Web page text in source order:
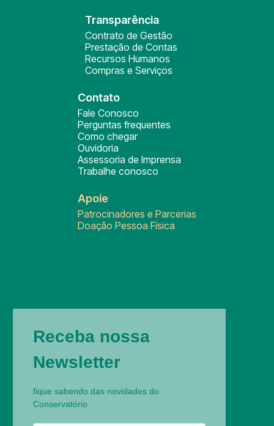
Transparência
Contrato de Gestão
Prestação de Contas
Recursos Humanos
Compras e Serviços
Contato
Fale Conosco
Perguntas frequentes
Como chegar
Ouvidoria
Assessoria de Imprensa
Trabalhe conosco
Apoie
Patrocinadores e Parcerias
Doação Pessoa Física